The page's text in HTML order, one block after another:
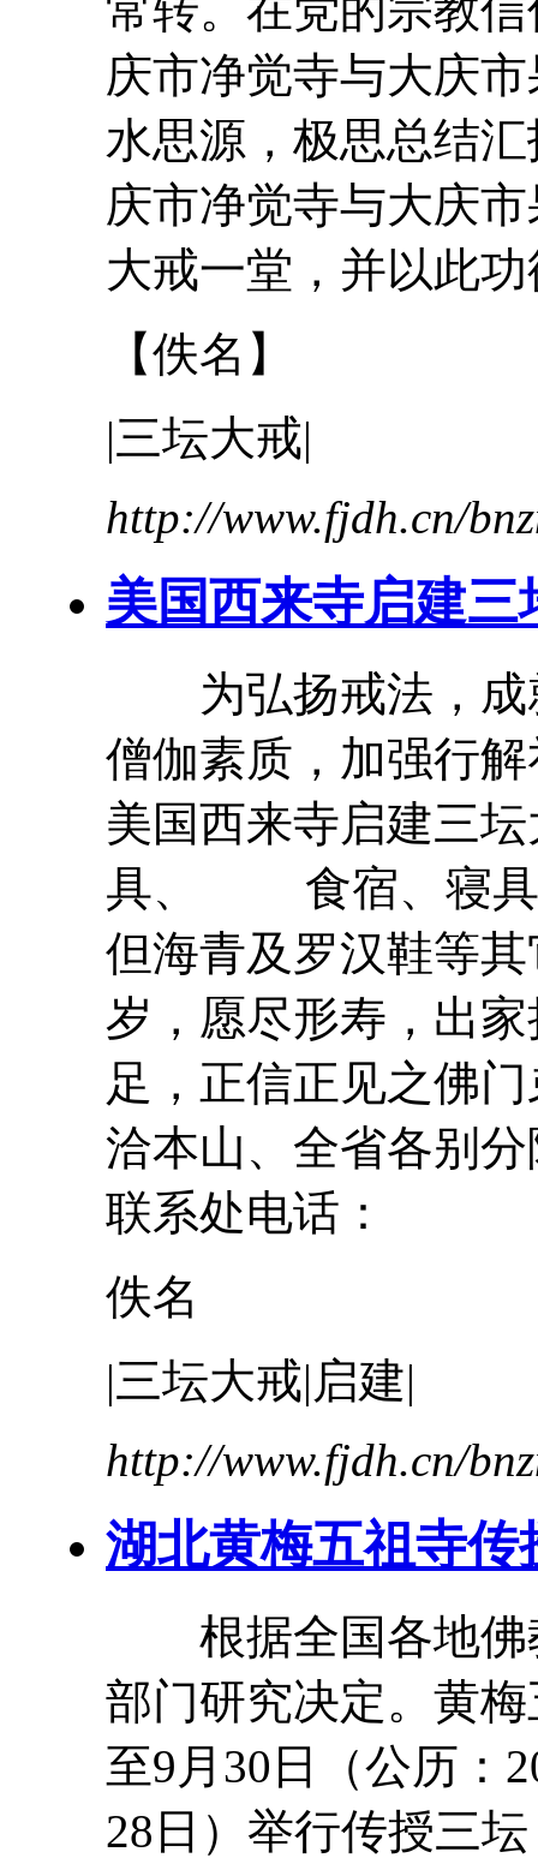
庆市净觉寺与大庆
水思源，极思总结
庆市净觉寺与大庆
大戒一堂，并以此
【佚名】
|三坛大戒|
http://www.fjdh.cn/
美国西来寺启建三
为弘扬戒法，成
僧伽素质，加强行
美国西来寺启建三坛
具、 食宿、寝具
但海青及罗汉鞋等
岁，愿尽形寿，出家
足，正信正见之佛
洽本山、全省各别
联系处电话：
佚名
|三坛大戒|启建|
http://www.fjdh.cn/
湖北黄梅五祖寺传
根据全国各地佛
部门研究决定。黄
至9月30日（公历：
28日）举行传授三坛